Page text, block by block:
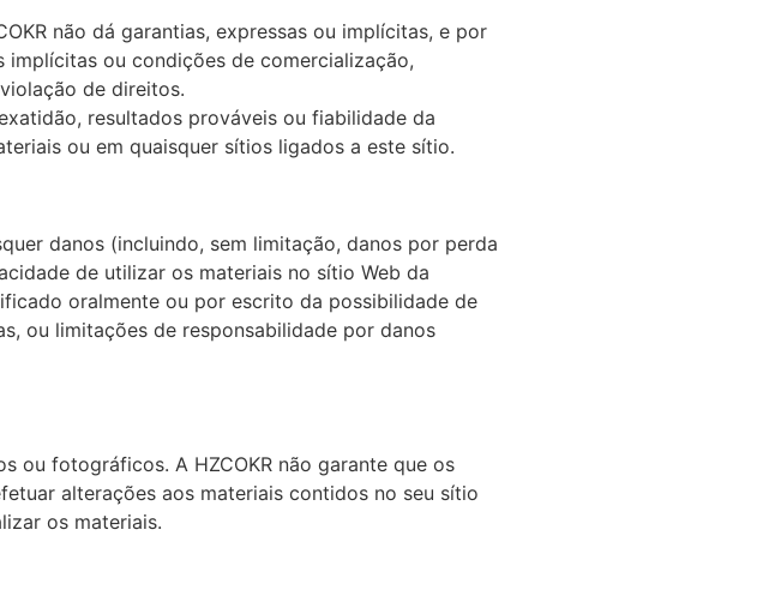
não dá garantias, expressas ou implícitas, e por
implícitas ou condições de comercialização,
de direitos.
resultados prováveis ou fiabilidade da
ou em quaisquer sítios ligados a este sítio.
danos (incluindo, sem limitação, danos por perda
de utilizar os materiais no sítio Web da
oralmente ou por escrito da possibilidade de
ou limitações de responsabilidade por danos
ou fotográficos. A HZCOKR não garante que os
alterações aos materiais contidos no seu sítio
os materiais.